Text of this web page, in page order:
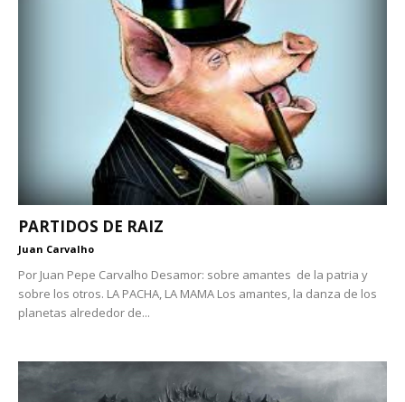
PARTIDOS DE RAIZ
Juan Carvalho
Por Juan Pepe Carvalho Desamor: sobre amantes de la patria y
sobre los otros. LA PACHA, LA MAMA Los amantes, la danza de los
planetas alrededor de...